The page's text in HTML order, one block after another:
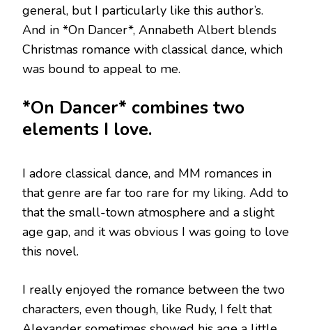
general, but I particularly like this author’s.
And in *On Dancer*, Annabeth Albert blends
Christmas romance with classical dance, which
was bound to appeal to me.
*On Dancer* combines two
elements I love.
I adore classical dance, and MM romances in
that genre are far too rare for my liking. Add to
that the small-town atmosphere and a slight
age gap, and it was obvious I was going to love
this novel.
I really enjoyed the romance between the two
characters, even though, like Rudy, I felt that